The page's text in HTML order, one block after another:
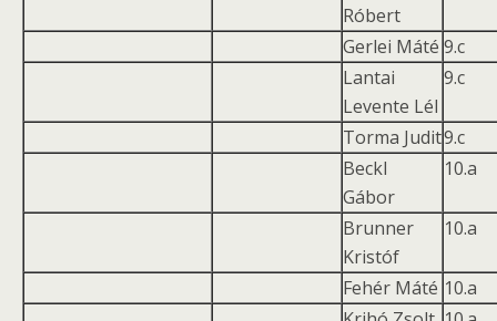
Róbert
Gerlei Máté 9.c
Lantai
Levente Lél
9.c
Torma Judit9.c
Beckl
Gábor
10.a
Brunner
Kristóf
10.a
Fehér Máté 10.a